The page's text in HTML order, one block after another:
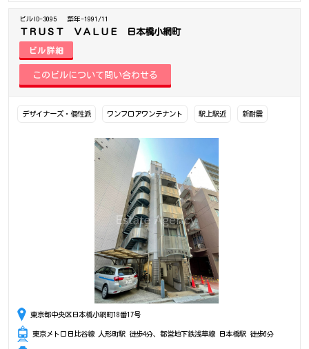
ビルID-3095 築年-1991/11
ＴＲＵＳＴ ＶＡＬＵＥ 日本橋小網町
ビル詳細
デザイナーズ・個性派 ワンフロアワンテナント 駅上駅近 新耐震
東京都中央区日本橋小網町18番17号
東京メトロ日比谷線 人形町駅 徒歩4分、都営地下鉄浅草線 日本橋駅 徒歩6分